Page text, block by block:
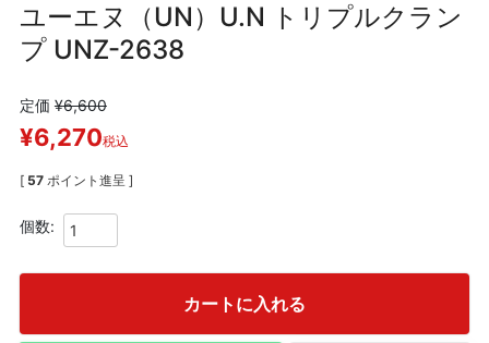
ユーエヌ（UN）U.N トリプルクラン
プ UNZ-2638
定価 ¥6,600
¥6,270税込
[ 57 ポイント進呈 ]
カートに入れる